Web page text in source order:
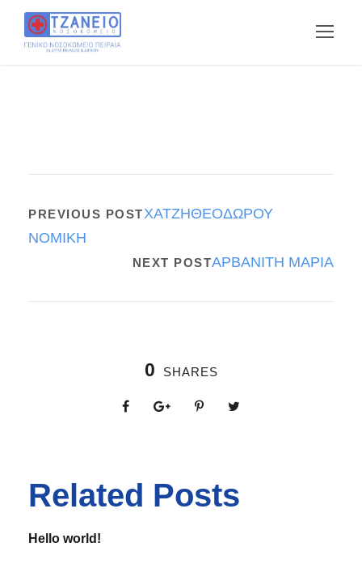
PREVIOUS POSTΧΑΤΖΗΘΕΟΔΩΡΟΥ
ΝΟΜΙΚΗ
NEXT POSTΑΡΒΑΝΙΤΗ ΜΑΡΙΑ
0 SHARES
Related Posts
Hello world!